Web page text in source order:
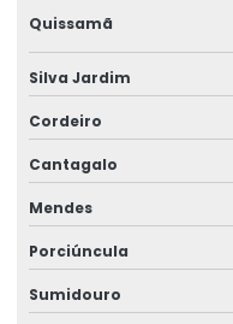
Manutenção corretiva em
Manutenção De Pontes
Manutenção ponte rolante
Manutenção ponte
Manutenção ponte
Manutenção ponte
Manutenção preventiva
Quissamã
Silva Jardim
Cordeiro
Cantagalo
Mendes
Porciúncula
Sumidouro